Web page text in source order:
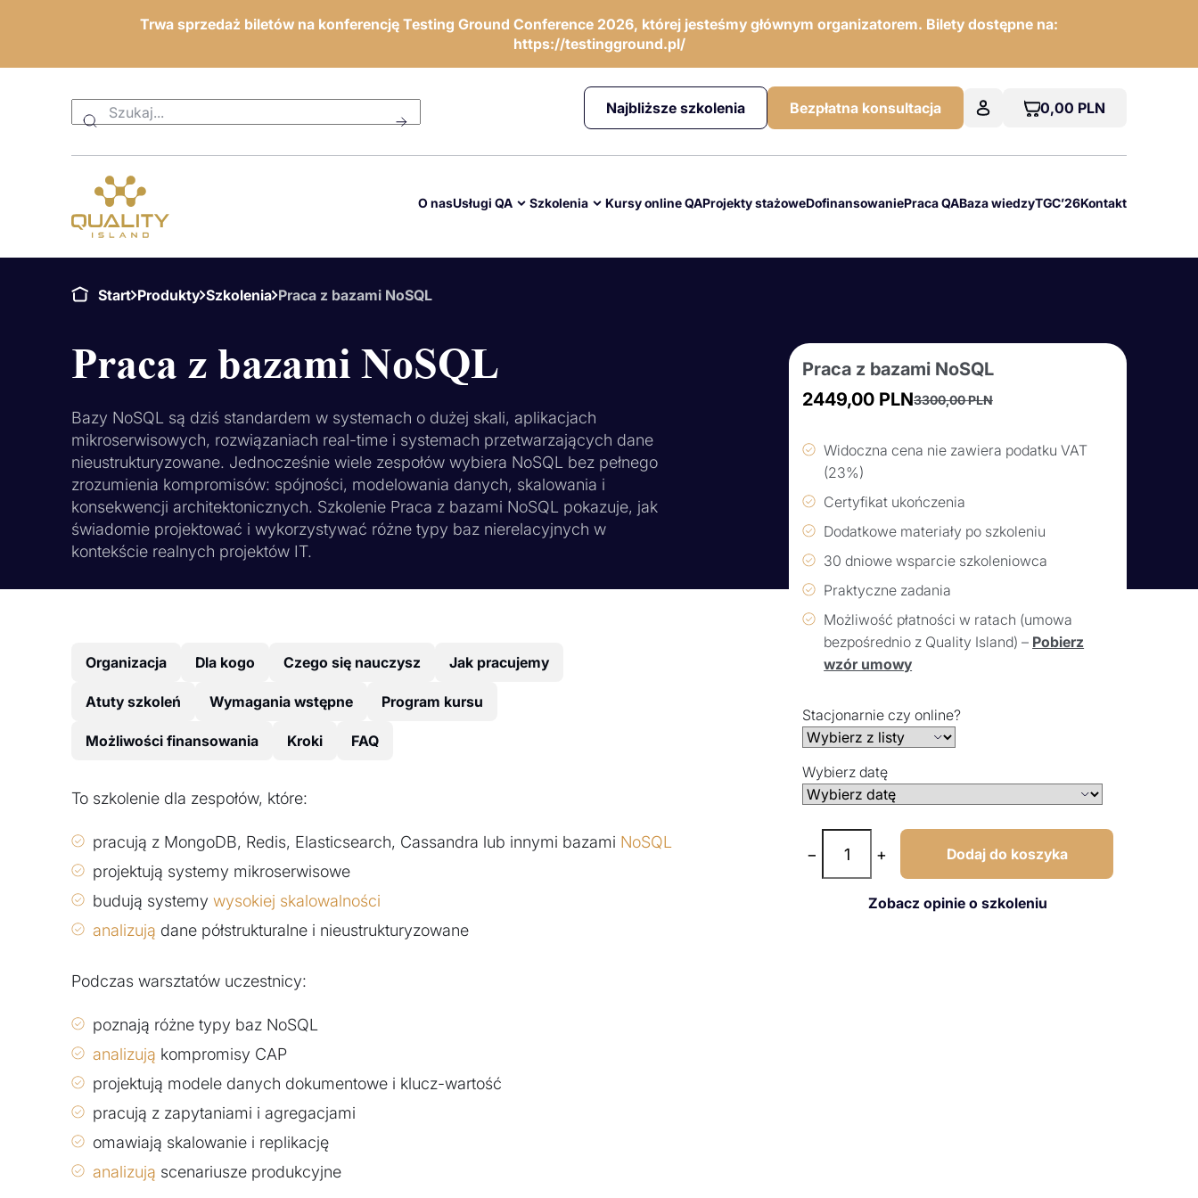
Trwa sprzedaż biletów na konferencję Testing Ground Conference 2026, której jesteśmy głównym organizatorem. Bilety dostępne na:
https://testingground.pl/
Najbliższe szkolenia Bezpłatna konsultacja 0,00 PLN
O nasUsługi QA Szkolenia Kursy online QAProjekty stażoweDofinansowaniePraca QABaza wiedzyTGC’26Kontakt
Start Produkty Szkolenia Praca z bazami NoSQL
Praca z bazami NoSQL
Bazy NoSQL są dziś standardem w systemach o dużej skali, aplikacjach
mikroserwisowych, rozwiązaniach real-time i systemach przetwarzających dane
nieustrukturyzowane. Jednocześnie wiele zespołów wybiera NoSQL bez pełnego
zrozumienia kompromisów: spójności, modelowania danych, skalowania i
konsekwencji architektonicznych. Szkolenie Praca z bazami NoSQL pokazuje, jak
świadomie projektować i wykorzystywać różne typy baz nierelacyjnych w
kontekście realnych projektów IT.
Praca z bazami NoSQL
3300,00PLN
cena
wynosiła:
2449,00 PLN
cena
wynosi:
Widoczna cena nie zawiera podatku VAT
(23%)
Certyfikat ukończenia
Dodatkowe materiały po szkoleniu
30 dniowe wsparcie szkoleniowca
Praktyczne zadania
Możliwość płatności w ratach (umowa
bezpośrednio z Quality Island) – Pobierz
wzór umowy
Stacjonarnie czy online?
Wybierz datę
− + Dodaj do koszyka
Zobacz opinie o szkoleniu
Organizacja Dla kogo Czego się nauczysz Jak pracujemy
Atuty szkoleń Wymagania wstępne Program kursu
Możliwości finansowania Kroki FAQ
To szkolenie dla zespołów, które:
pracują z MongoDB, Redis, Elasticsearch, Cassandra lub innymi bazami NoSQL
projektują systemy mikroserwisowe
budują systemy wysokiej skalowalności
analizują dane półstrukturalne i nieustrukturyzowane
Podczas warsztatów uczestnicy:
poznają różne typy baz NoSQL
analizują kompromisy CAP
projektują modele danych dokumentowe i klucz-wartość
pracują z zapytaniami i agregacjami
omawiają skalowanie i replikację
analizują scenariusze produkcyjne